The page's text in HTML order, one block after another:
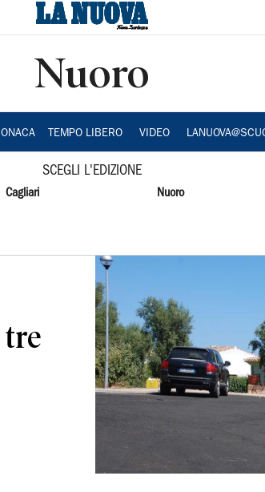
Nuoro
TEMPO LIBERO VIDEO
SCEGLI L'EDIZIONE
Cagliari Nuoro
tre